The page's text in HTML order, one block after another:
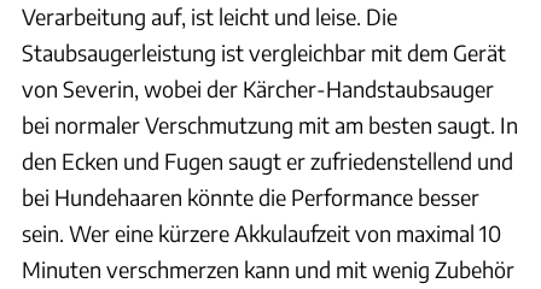
Verarbeitung auf, ist leicht und leise. Die
Staubsaugerleistung ist vergleichbar mit dem Gerät
von Severin, wobei der Kärcher-Handstaubsauger
bei normaler Verschmutzung mit am besten saugt. In
den Ecken und Fugen saugt er zufriedenstellend und
bei Hundehaaren könnte die Performance besser
sein. Wer eine kürzere Akkulaufzeit von maximal 10
Minuten verschmerzen kann und mit wenig Zubehör